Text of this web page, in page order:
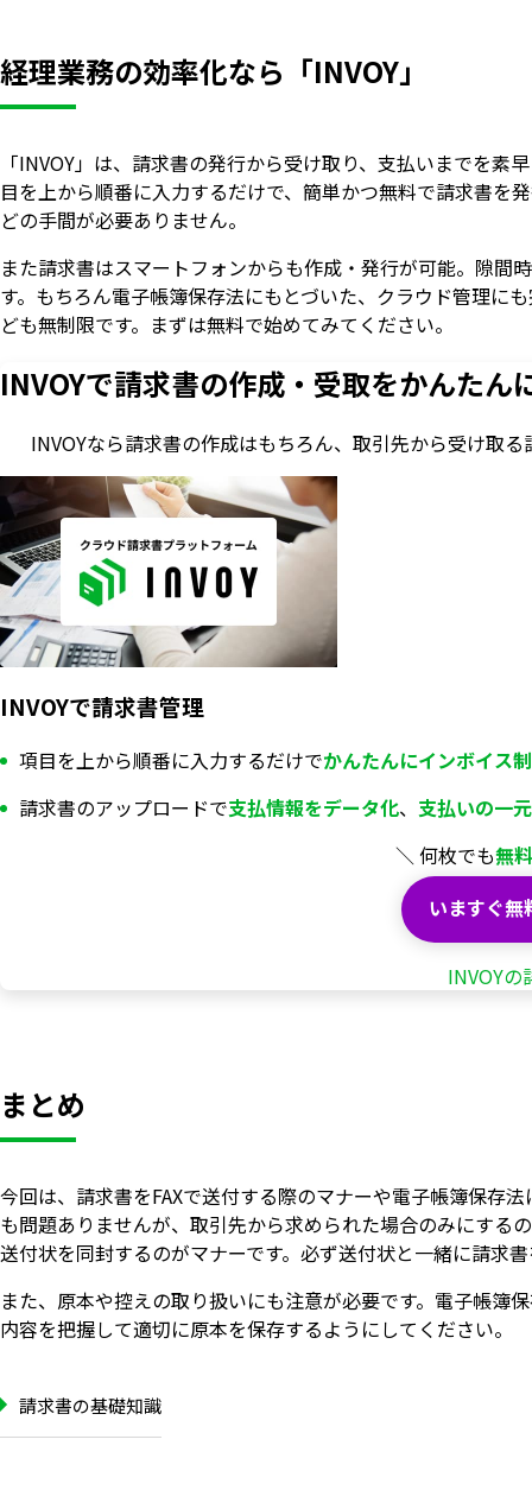
経理業務の効率化なら「INVOY」
「INVOY」は、請求書の発行から受け取り、支払いまでを
目を上から順番に入力するだけで、簡単かつ無料で請求書を
どの手間が必要ありません。
また請求書はスマートフォンからも作成・発行が可能。隙
す。もちろん電子帳簿保存法にもとづいた、クラウド管理に
ども無制限です。まずは無料で始めてみてください。
INVOYで請求書の作成・ 受取をかんたん
INVOYなら請求書の作成はもちろん、 取引先から受け取る
INVOYで請求書管理
項目を上から順番に入力するだけでかんたんにインボイス
請求書のアップロードで支払情報をデータ化、 支払いの一
＼ 何枚でも無料
いますぐ無
INVOYの
まとめ
今回は、請求書をFAXで送付する際のマナーや電子帳簿保存
も問題ありませんが、取引先から求められた場合のみにする
送付状を同封するのがマナーです。必ず送付状と一緒に請求
また、原本や控えの取り扱いにも注意が必要です。電子帳簿
内容を把握して適切に原本を保存するようにしてください。
請求書の基礎知識